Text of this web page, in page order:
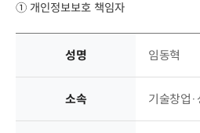
① 개인정보보호 책임자
보호책임자
작성
직책,
성명 임동혁
소속 기술창업·